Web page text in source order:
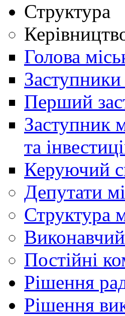
Структура
Голова
Заступники
Перший
Заступник
та
Керуючий
Депутати
Структура
Виконавчий
Постійні
Рішення
Рішення